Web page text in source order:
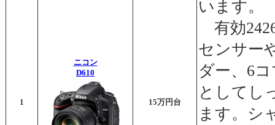
1
ニコン
D610
15万円台
います。
有効
センサー
ダー、6
としてし
ます。シ